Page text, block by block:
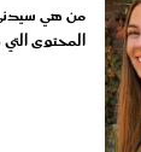
من هي
المحتوى